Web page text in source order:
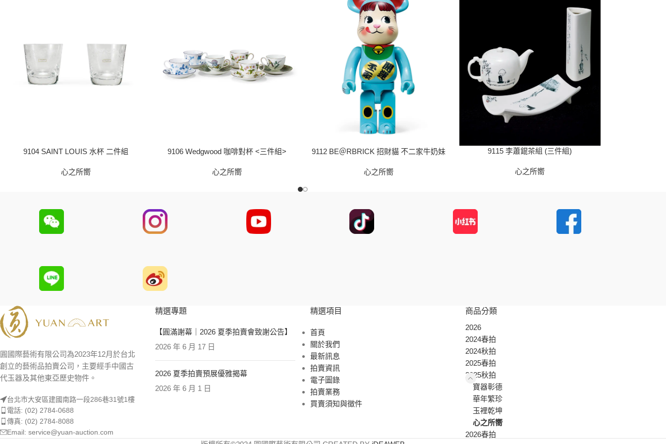
9104 SAINT LOUIS 水杯 二件組
心之所嚮
9106 Wedgwood 咖啡對杯 <三件組>
心之所嚮
9112 BE＠RBRICK 招財貓 不二家牛奶妹
心之所嚮
9115 李蕭錕茶組 (三件組)
心之所嚮
圓國際藝術有限公司為2023年12月於台北
創立的藝術品拍賣公司，主要經手中國古
代玉器及其他東亞歷史物件。
台北市大安區建國南路一段286巷31號1樓
電話: (02) 2784-0688
傳真: (02) 2784-8088
Email: service@yuan-auction.com
精選專題
【圓滿謝幕｜2026 夏季拍賣會致謝公告】
2026 年 6 月 17 日
2026 夏季拍賣預展優雅揭幕
2026 年 6 月 1 日
精選項目
首頁
關於我們
最新訊息
拍賣資訊
電子圖錄
拍賣業務
買賣須知與徵件
商品分類
2026
2024春拍
2024秋拍
2025春拍
2025秋拍
寶器彰德
華年繁珍
玉裡乾坤
心之所嚮
2026春拍